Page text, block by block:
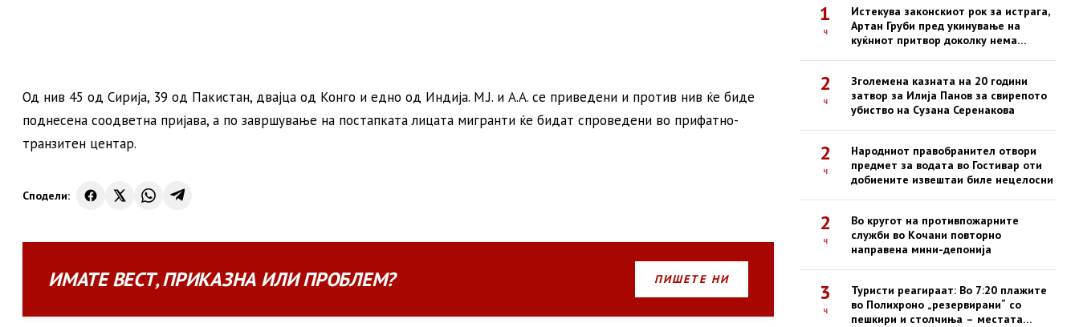
Од нив 45 од Сирија, 39 од Пакистан, двајца од Конго и едно од Индија. М.Ј. и А.А. се приведени и против нив ќе биде
поднесена соодветна пријава, а по завршување на постапката лицата мигранти ќе бидат спроведени во прифатно-
транзитен центар.
Сподели:
ИМАТЕВЕСТ,ПРИКАЗНА ИЛИПРОБЛЕМ? ПИШЕТЕ НИ
1
ч
Истекува законскиот рок за истрага,
Артан Груби пред укинување на
куќниот притвор доколку нема
2
ч
Зголемена казната на 20 години
затвор за Илија Панов за свирепото
убиство на Сузана Серенакова
2
ч
Народниот правобранител отвори
предмет за водата во Гостивар оти
добиените извештаи биле нецелосни
2
ч
Во кругот на противпожарните
служби во Кочани повторно
направена мини-депонија
3
ч
Туристи реагираат: Во 7:20 плажите
во Полихроно „резервирани“ со
пешкири и столчиња – местата